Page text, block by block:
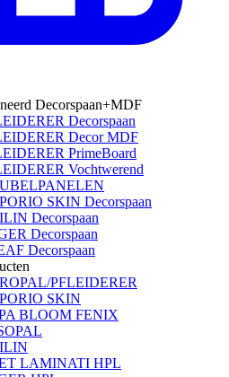
Decorspaan+MDF
Decorspaan
Decor MDF
PrimeBoard
Vochtwerend
SKIN Decorspaan
Decorspaan
Decorspaan
Decorspaan
PFLEIDERER
SKIN
BLOOM FENIX
LAMINATI HPL